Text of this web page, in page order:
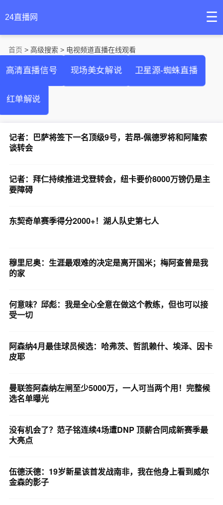
24直播网 ☰
首页 > 高级搜索 > 电视频道直播在线观看
高清直播信号 现场美女解说 卫星源-蜘蛛直播
红单解说
记者：巴萨将签下一名顶级9号，若昂-佩德罗将和阿隆索
谈转会
记者：拜仁持续推进戈登转会，纽卡要价8000万镑仍是主
要障碍
东契奇单赛季得分2000+！湖人队史第七人
穆里尼奥：生涯最艰难的决定是离开国米；梅阿查曾是我
的家
何意味？邱彪：我是全心全意在做这个教练，但也可以接
受一切
阿森纳4月最佳球员候选：哈弗茨、哲凯赖什、埃泽、因卡
皮耶
曼联签阿森纳左闸至少5000万，一人可当两个用！完整候
选名单曝光
没有机会了？范子铭连续4场遭DNP 顶薪合同成新赛季最
大亮点
伍德沃德：19岁新星该首发战南非，我在他身上看到威尔
金森的影子